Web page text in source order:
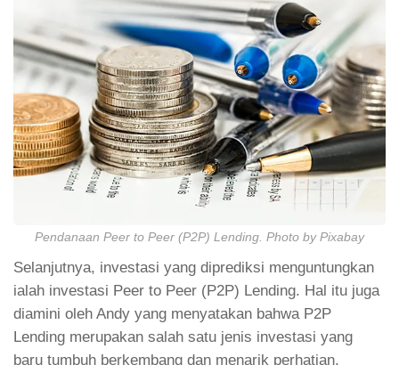
Pendanaan Peer to Peer (P2P) Lending. Photo by Pixabay
Selanjutnya, investasi yang diprediksi menguntungkan
ialah investasi Peer to Peer (P2P) Lending. Hal itu juga
diamini oleh Andy yang menyatakan bahwa P2P
Lending merupakan salah satu jenis investasi yang
baru tumbuh berkembang dan menarik perhatian.